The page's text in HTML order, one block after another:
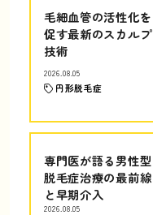
毛細血管の活性化を
促す最新のスカルプ
技術
2026.08.05
円形脱毛症
専門医が語る男性型
脱毛症治療の最前線
と早期介入
2026.08.05